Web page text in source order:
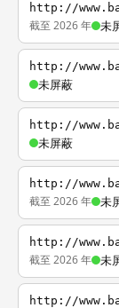
http://
截至 2026 年 未
http://
未屏蔽
http://
未屏蔽
http://
截至 2026 年 未
http://
截至 2026 年 未
http://